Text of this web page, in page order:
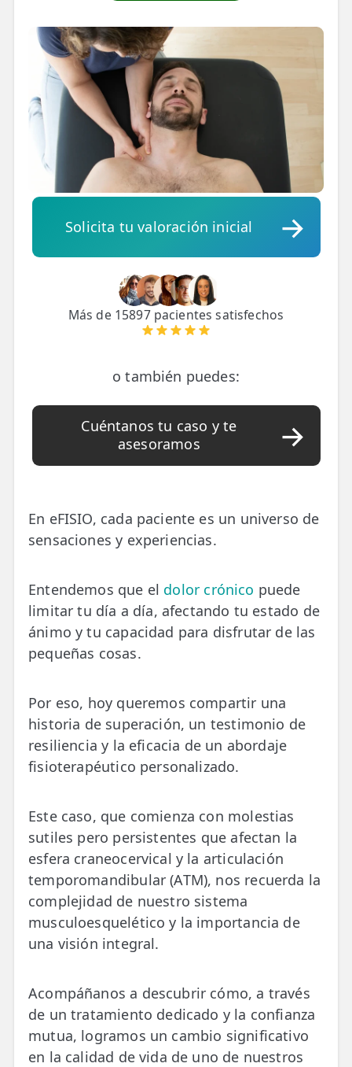
😓 Síntomas
📅 Pedir Cita
📰 Blog
🏢 Empresas
UBICACIONES
🔍 Buscador Clínicas
📍 Chamberí - Centro
📍 Barrio Salamanca
📍 Carabanchel - Usera
📍 Bravo Murillo
📍 Getafe
🛍️ Tienda Bonos
🎁 Tarjetas Regalo
❤️ Ofertas
CONTACTO
☎️ 91 005 23 63
📧 Contacta
🩻 Fisioterapia Traumatológica
🦴 Osteopatía
🫶 Suelo Pélvico
💆 Masajes Madrid
🏅 Fisioterapia Deportiva
🧠 Fisioterapia Neurológica
🧍 Fisioterapia Vestibular
🫁 Fisioterapia Respiratoria
👶 Fisioterapia Pediátrica
Solicita tu valoración inicial
Más de 15897 pacientes satisfechos
o también puedes:
Cuéntanos tu caso y te
asesoramos
En eFISIO, cada paciente es un universo de
sensaciones y experiencias.
Entendemos que el dolor crónico puede
limitar tu día a día, afectando tu estado de
ánimo y tu capacidad para disfrutar de las
pequeñas cosas.
Por eso, hoy queremos compartir una
historia de superación, un testimonio de
resiliencia y la eficacia de un abordaje
fisioterapéutico personalizado.
Este caso, que comienza con molestias
sutiles pero persistentes que afectan la
esfera craneocervical y la articulación
temporomandibular (ATM), nos recuerda la
complejidad de nuestro sistema
musculoesquelético y la importancia de
una visión integral.
Acompáñanos a descubrir cómo, a través
de un tratamiento dedicado y la confianza
mutua, logramos un cambio significativo
en la calidad de vida de uno de nuestros